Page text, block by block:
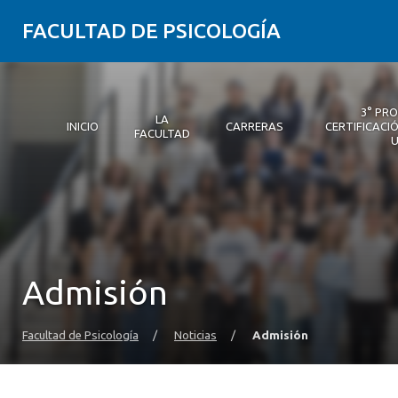
FACULTAD DE PSICOLOGÍA
INICIO
Inicio
LA
FACULTAD
La Facultad
CARRERAS
Carreras
3°
3° Proceso de Certificación | Psicología UDD
Postgrados y Educación Continua
Investigación
Vinculación con el medio
Alumni Psicología UDD
Servicio de Psicología Integral
Admisión
Facultad de Psicología / Noticias / Admisión